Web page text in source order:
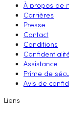
À propos de
Carrières
Presse
Contact
Conditions
Assistance
Prime de
Avis de
Liens